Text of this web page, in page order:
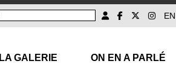
EN
LA GALERIE ON EN A PARLÉ